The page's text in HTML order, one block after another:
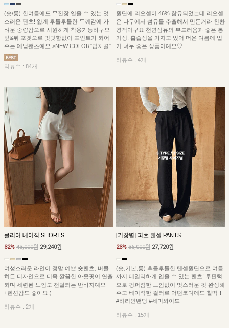
(숏/롱) 한여름에도 무진장 입을 수 있는 멋
스러운 팬츠! 얇게 후들후들한 두께감에 가
벼운 중량감으로 시원하게 착용가능하구요
앞&뒤 포켓으로 밋밋함없이 포인트가 되어
주는 데님팬츠예요 >NEW COLOR"딥차콜"
리뷰수 : 84개
원단에 리오셀이 46% 함유되었는데 리오셀
은 나무에서 섬유를 추출해서 만든거라 친환
경적이구요 천연섬유의 부드러움과 좋은 통
기성, 흡습성을 가지고 있어 더운 여름에 입
기 너무 좋은 상품이예요♡
리뷰수 : 4개
클리어 베이직 SHORTS
32% 43,000원 29,240원
여성스러운 라인이 정말 예쁜 숏팬츠, 버클
히든 디자인으로 더욱 깔끔한 아웃핏이 연출
되며 세련된 느낌도 전달되는 반바지예요
+텐션감도 좋아요:)
리뷰수 : 2개
[기장별] 피츠 텐셀 PANTS
23% 36,000원 27,720원
(숏,기본,롱) 후들후들한 텐셀원단으로 여름
까지 데일리하게 입을 수 있는 팬츠! 투핀턱
으로 펑퍼짐한 느낌없이 멋스러운 핏 완성해
주고 베이직한 컬러로 어떤코디에도 찰떡-!
#허리인밴딩 #세미와이드
리뷰수 : 15개